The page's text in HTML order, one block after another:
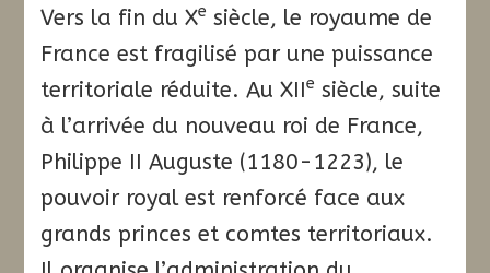
Vers la fin du Xe siècle, le royaume de
France est fragilisé par une puissance
territoriale réduite. Au XIIe siècle, suite
à l’arrivée du nouveau roi de France,
Philippe II Auguste (1180-1223), le
pouvoir royal est renforcé face aux
grands princes et comtes territoriaux.